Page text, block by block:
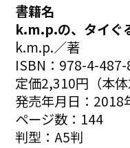
書籍名
k.m.p.の、タイぐ
k.m.p.／著
ISBN：978-4-
定価2,310円（本
発売年月日：2018
ページ数：144
判型：A5判